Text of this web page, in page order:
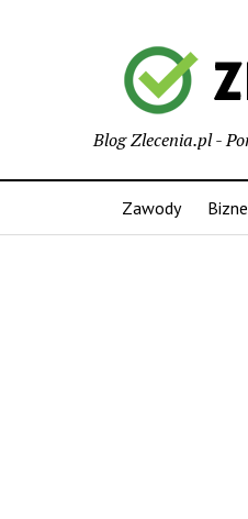
Blog Zlecenia.pl -
Zawody